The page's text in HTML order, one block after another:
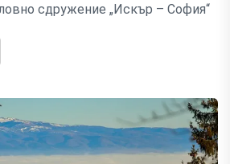
сдружение „Искър – София“